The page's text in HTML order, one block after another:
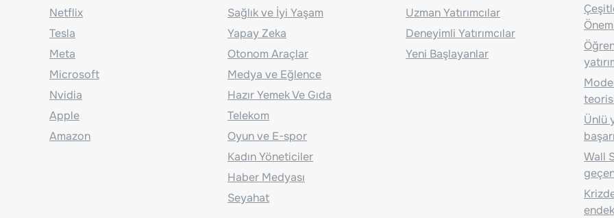
Netflix
Tesla
Meta
Microsoft
Nvidia
Apple
Amazon
Sağlık ve İyi Yaşam
Yapay Zeka
Otonom Araçlar
Medya ve Eğlence
Hazır Yemek Ve Gıda
Telekom
Oyun ve E-spor
Kadın Yöneticiler
Haber Medyası
Seyahat
Uzman Yatırımcılar
Deneyimli Yatırımcılar
Yeni Başlayanlar
Ünlü
Wall